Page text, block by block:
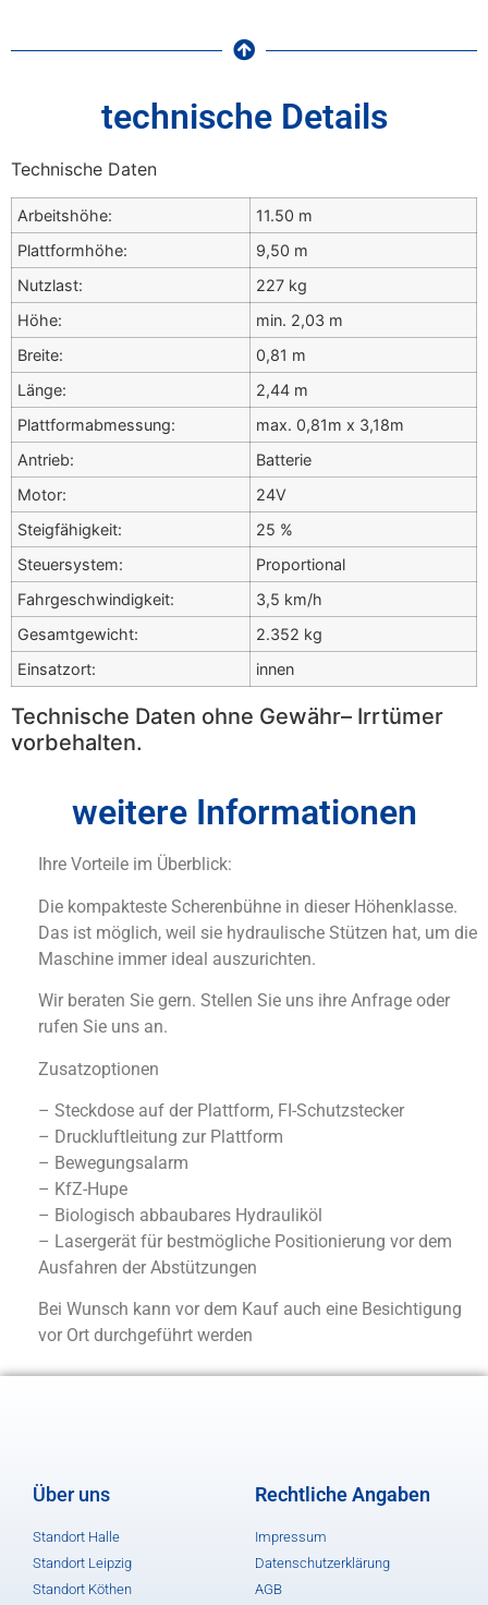
technische Details
Technische Daten
Arbeitshöhe:
11.50 m
Plattformhöhe:
9,50 m
Nutzlast:
227 kg
Höhe:
min. 2,03 m
Breite:
0,81 m
Länge:
2,44 m
Plattformabmessung:
max. 0,81m x 3,18m
Antrieb:
Batterie
Motor:
24V
Steigfähigkeit:
25 %
Steuersystem:
Proportional
Fahrgeschwindigkeit:
3,5 km/h
Gesamtgewicht:
2.352 kg
Einsatzort:
innen
Technische Daten ohne Gewähr– Irrtümer
vorbehalten.
weitere Informationen
Ihre Vorteile im Überblick:
Die kompakteste Scherenbühne in dieser Höhenklasse.
Das ist möglich, weil sie hydraulische Stützen hat, um die
Maschine immer ideal auszurichten.
Wir beraten Sie gern. Stellen Sie uns ihre Anfrage oder
rufen Sie uns an.
Zusatzoptionen
– Steckdose auf der Plattform, FI-Schutzstecker
– Druckluftleitung zur Plattform
– Bewegungsalarm
– KfZ-Hupe
– Biologisch abbaubares Hydrauliköl
– Lasergerät für bestmögliche Positionierung vor dem
Ausfahren der Abstützungen
Bei Wunsch kann vor dem Kauf auch eine Besichtigung
vor Ort durchgeführt werden
Über uns
Standort Halle
Standort Leipzig
Standort Köthen
Rechtliche Angaben
Impressum
Datenschutzerklärung
AGB